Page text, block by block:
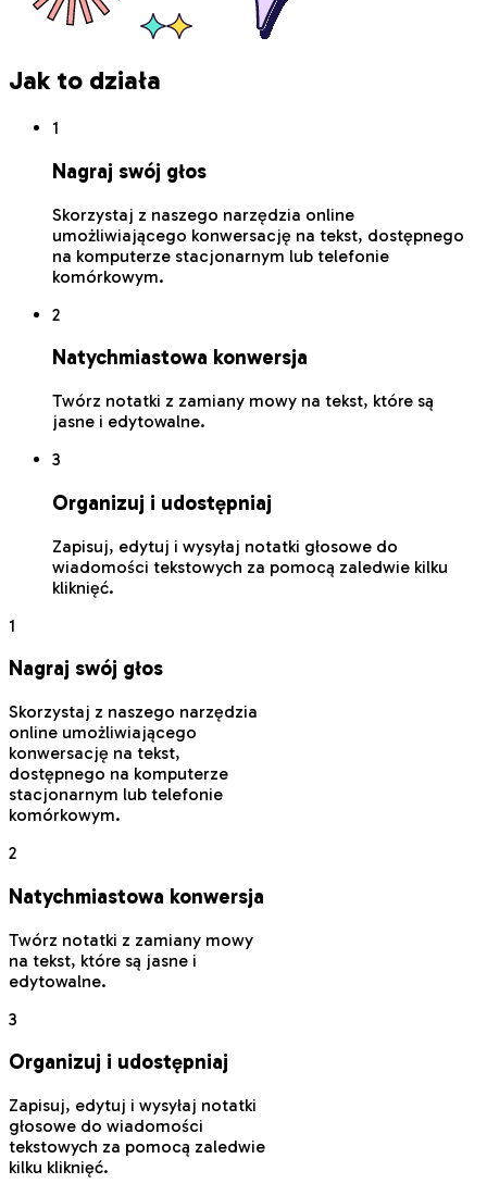
Jak to działa
1
Nagraj swój głos
Skorzystaj z naszego narzędzia online
umożliwiającego konwersację na tekst, dostępnego
na komputerze stacjonarnym lub telefonie
komórkowym.
2
Natychmiastowa konwersja
Twórz notatki z zamiany mowy na tekst, które są
jasne i edytowalne.
3
Organizuj i udostępniaj
Zapisuj, edytuj i wysyłaj notatki głosowe do
wiadomości tekstowych za pomocą zaledwie kilku
kliknięć.
1
Nagraj swój głos
Skorzystaj z naszego narzędzia
online umożliwiającego
konwersację na tekst,
dostępnego na komputerze
stacjonarnym lub telefonie
komórkowym.
2
Natychmiastowa konwersja
Twórz notatki z zamiany mowy
na tekst, które są jasne i
edytowalne.
3
Organizuj i udostępniaj
Zapisuj, edytuj i wysyłaj notatki
głosowe do wiadomości
tekstowych za pomocą zaledwie
kilku kliknięć.